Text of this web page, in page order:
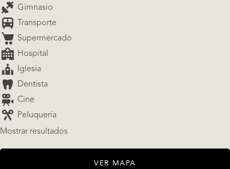
Gimnasio
Transporte
Supermercado
Hospital
Iglesia
Dentista
Cine
Peluquería
Mostrar resultados
VER MAPA